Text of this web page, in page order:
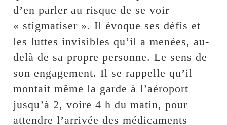
d’en parler au risque de se voir
« stigmatiser ». Il évoque ses défis et
les luttes invisibles qu’il a menées, au-
delà de sa propre personne. Le sens de
son engagement. Il se rappelle qu’il
montait même la garde à l’aéroport
jusqu’à 2, voire 4 h du matin, pour
attendre l’arrivée des médicaments